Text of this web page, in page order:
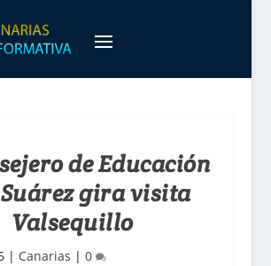
de Educación
gira visita
Valsequillo
| Canarias | 0